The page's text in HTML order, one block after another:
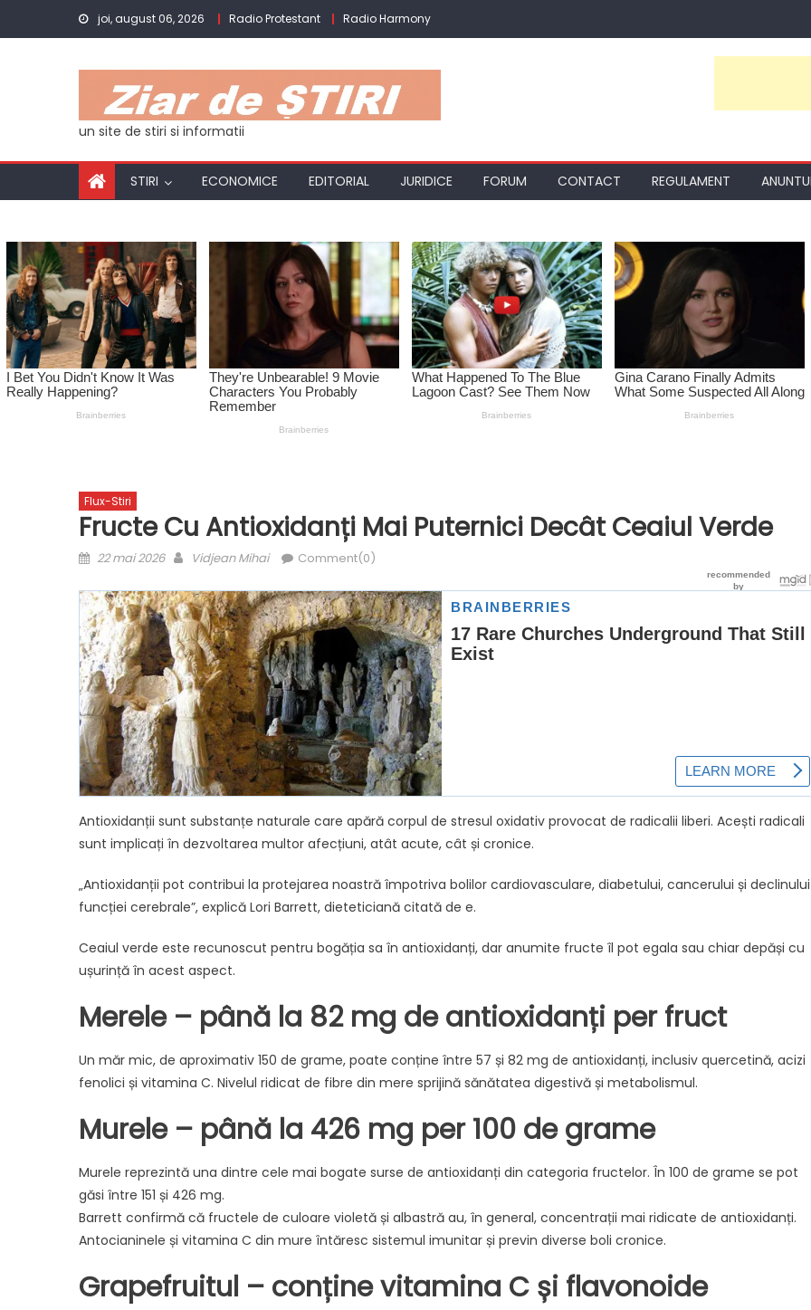
joi, august 06, 2026 Radio Protestant Radio Harmony
un site de stiri si informatii
STIRI ECONOMICE EDITORIAL JURIDICE FORUM CONTACT REGULAMENT
Flux-Stiri
Fructe Cu Antioxidanți Mai Puternici Decât Ceaiul Verde
Posted
22 mai 2026 Author
Vidjean Mihai Comment(0)
Antioxidanții sunt substanțe naturale care apără corpul de stresul oxidativ provocat de radicalii liberi. Acești radicali
sunt implicați în dezvoltarea multor afecțiuni, atât acute, cât și cronice.
„Antioxidanții pot contribui la protejarea noastră împotriva bolilor cardiovasculare, diabetului, cancerului și declinului
funcției cerebrale”, explică Lori Barrett, dieteticiană citată de e.
Ceaiul verde este recunoscut pentru bogăția sa în antioxidanți, dar anumite fructe îl pot egala sau chiar depăși cu
ușurință în acest aspect.
Merele – până la 82 mg de antioxidanți per fruct
Un măr mic, de aproximativ 150 de grame, poate conține între 57 și 82 mg de antioxidanți, inclusiv quercetină, acizi
fenolici și vitamina C. Nivelul ridicat de fibre din mere sprijină sănătatea digestivă și metabolismul.
Murele – până la 426 mg per 100 de grame
Murele reprezintă una dintre cele mai bogate surse de antioxidanți din categoria fructelor. În 100 de grame se pot
găsi între 151 și 426 mg.
Barrett confirmă că fructele de culoare violetă și albastră au, în general, concentrații mai ridicate de antioxidanți.
Antocianinele și vitamina C din mure întăresc sistemul imunitar și previn diverse boli cronice.
Grapefruitul – conține vitamina C și flavonoide